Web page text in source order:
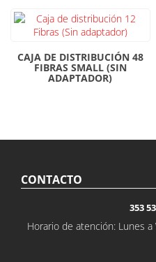
CAJA DE DISTRIBUCIÓN 48
FIBRAS SMALL (SIN
ADAPTADOR)
CONTACTO
353
Horario de atención: Lunes